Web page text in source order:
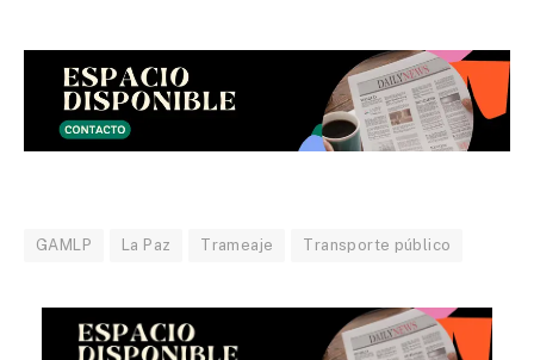
GAMLP La Paz Trameaje Transporte público